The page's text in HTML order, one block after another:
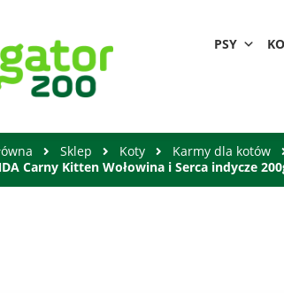
PSY
Sklep Koty Karmy dla kotów
Carny Kitten Wołowina i Serca indycze